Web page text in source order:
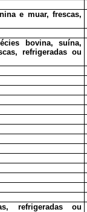
e muar, frescas,
bovina, suína,
refrigeradas ou
refrigeradas ou